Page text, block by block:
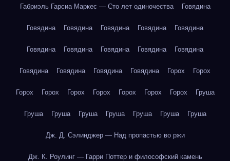
Габриэль Гарсиа Маркес — Сто лет одиночества Говядина
Говядина Говядина Говядина Говядина Говядина
Говядина Говядина Говядина Говядина Говядина
Говядина Говядина Говядина Говядина Горох Горох
Горох Горох Горох Горох Горох Горох Горох Груша
Груша Груша Груша Груша Груша Груша Груша
Дж. Д. Сэлинджер — Над пропастью во ржи
Дж. К. Роулинг — Гарри Поттер и философский камень